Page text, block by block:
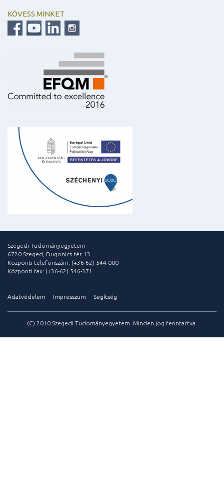
KÖVESS MINKET
Szegedi Tudományegyetem
6720 Szeged, Dugonics tér 13.
Központi telefonszám: (+36-62) 544-000
Központi fax: (+36-62) 546-371
Adatvédelem Impresszum Segítség
(C) 2010 Szegedi Tudományegyetem. Minden jog fenntartva.